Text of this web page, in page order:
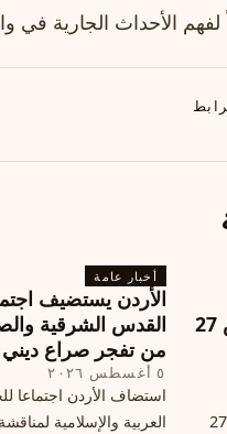
الأحداث الجارية في
عدسات هاتف غالاكسي إس 27
عدسات هاتفها الرائد غالاكسي إس 27
أخبار عامة
الأردن يستضيف
القدس الشرقية
من تفجر صراع ديني
٥ أغسطس ٢٠٢٦
استضاف الأردن اجتماعا
العربية والإسلامية